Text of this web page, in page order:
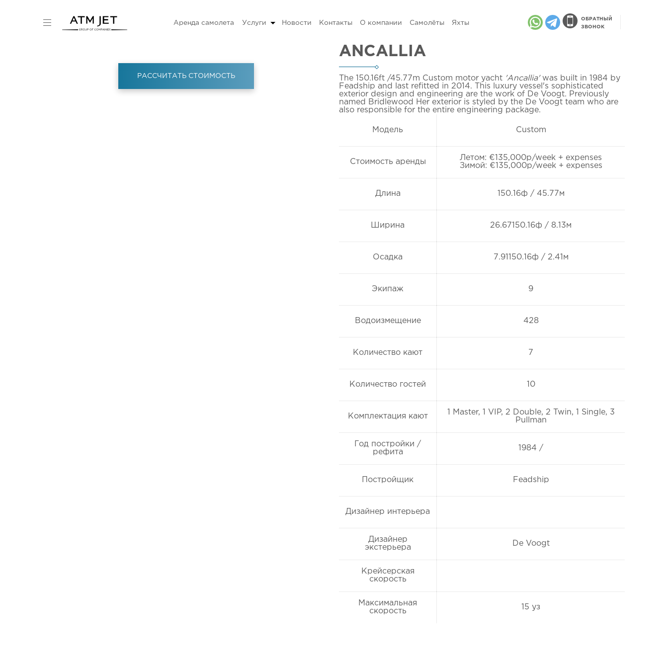
Аренда самолета Услуги Новости Контакты О компании Самолёты Яхты
ОБРАТНЫЙ
ЗВОНОК
РАССЧИТАТЬ СТОИМОСТЬ
ANCALLIA
The 150.16ft /45.77m Custom motor yacht 'Ancallia'was built in 1984 by
Feadship and last refitted in 2014. This luxury vessel's sophisticated
exterior design and engineering are the work of De Voogt. Previously
named Bridlewood Her exterior is styled by the De Voogt team who are
also responsible for the entire engineering package.
Модель Custom
Стоимость аренды
Летом: €135,000p/week + expenses
Зимой: €135,000p/week + expenses
Длина 150.16ф / 45.77м
Ширина 26.67150.16ф / 8.13м
Осадка 7.91150.16ф / 2.41м
Экипаж 9
Водоизмещение 428
Количество кают 7
Количество гостей 10
Комплектация кают
1 Master, 1 VIP, 2 Double, 2 Twin, 1 Single, 3
Pullman
Год постройки /
рефита
1984 /
Постройщик Feadship
Дизайнер интерьера
Дизайнер
экстерьера
De Voogt
Крейсерская
скорость
Максимальная
скорость
15 уз